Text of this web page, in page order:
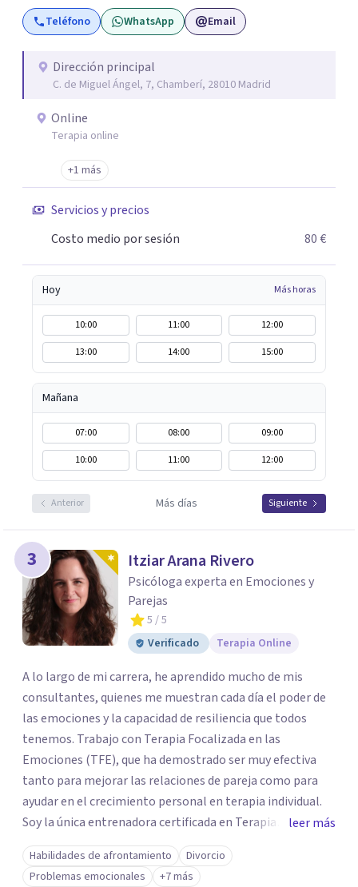
terapia de pareja y sexual, así como el tratamiento de
problemas emocionales, obsesiones, ansiedad , estrés,
además con un servicio de hipnosis regresiva para el
trabajo de "Terapia del Alma".
Teléfono WhatsApp Email
Dirección principal
C. de Miguel Ángel, 7, Chamberí, 28010 Madrid
Online
Terapia online
+1 más
Servicios y precios
Costo medio por sesión
80 €
Hoy Más horas
10:00 11:00
12:00
13:00
14:00 15:00
Mañana
07:00 08:00
09:00
10:00
11:00 12:00
Anterior Más días Siguiente
3 Itziar Arana Rivero
Psicóloga experta en Emociones y
Parejas
5 / 5
Verificado
Terapia Online
A lo largo de mi carrera, he aprendido mucho de mis
consultantes, quienes me muestran cada día el poder de
las emociones y la capacidad de resiliencia que todos
tenemos. Trabajo con Terapia Focalizada en las
Emociones (TFE), que ha demostrado ser muy efectiva
tanto para mejorar las relaciones de pareja como para
ayudar en el crecimiento personal en terapia individual.
Soy la única entrenadora certificada en Terapia
Focalizada en las Emociones (TFE) en España, además de
supervisora y terapeuta certificada. La TFE ha
leer más
Habilidades de afrontamiento
Divorcio
Problemas emocionales
+7 más